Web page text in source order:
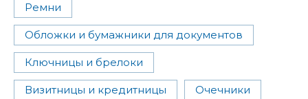
Ремни
Обложки и бумажники для документов
Ключницы и брелоки
Визитницы и кредитницы Очечники